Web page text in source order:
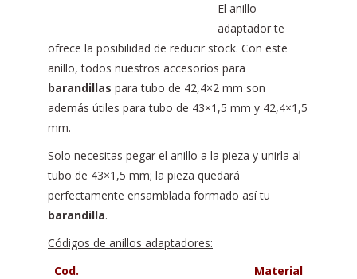
El anillo
adaptador te
ofrece la posibilidad de reducir stock. Con este
anillo, todos nuestros accesorios para
barandillas para tubo de 42,4×2 mm son
además útiles para tubo de 43×1,5 mm y 42,4×1,5
mm.
Solo necesitas pegar el anillo a la pieza y unirla al
tubo de 43×1,5 mm; la pieza quedará
perfectamente ensamblada formado así tu
barandilla.
Códigos de anillos adaptadores:
Cod. Material